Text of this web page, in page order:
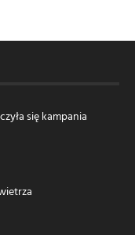
się kampania